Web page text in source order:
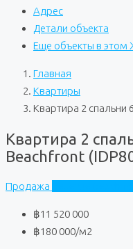
Адрес
Детали объекта
Еще объекты в этом
Главная
Квартиры
Квартира 2 спальни
Квартира 2
Beachfront
Продажа
฿11 520 000
฿180 000/м2